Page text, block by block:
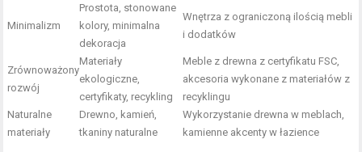
Minimalizm
Prostota, stonowane
kolory, minimalna
dekoracja
Wnętrza z ograniczoną ilością mebli
i dodatków
Zrównoważony
rozwój
Materiały
ekologiczne,
certyfikaty, recykling
Meble z drewna z certyfikatu FSC,
akcesoria wykonane z materiałów z
recyklingu
Naturalne
materiały
Drewno, kamień,
tkaniny naturalne
Wykorzystanie drewna w meblach,
kamienne akcenty w łazience